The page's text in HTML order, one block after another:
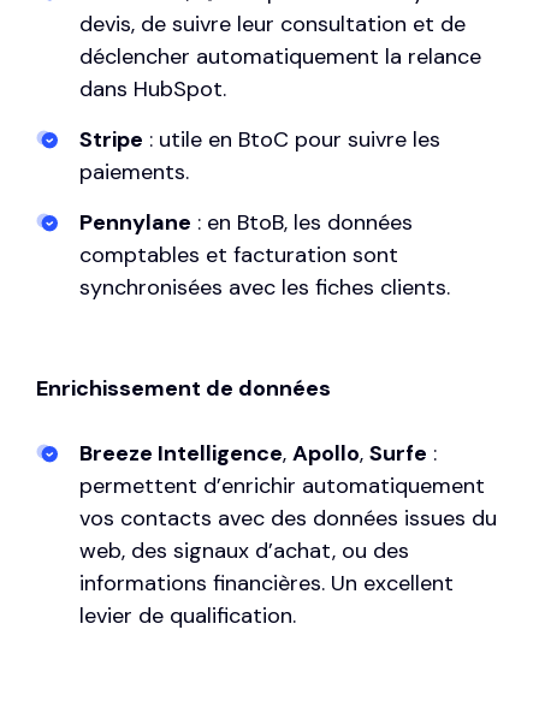
devis, de suivre leur consultation et de
déclencher automatiquement la relance
dans HubSpot.
Stripe : utile en BtoC pour suivre les
paiements.
Pennylane : en BtoB, les données
comptables et facturation sont
synchronisées avec les fiches clients.
Enrichissement de données
Breeze Intelligence, Apollo, Surfe :
permettent d’enrichir automatiquement
vos contacts avec des données issues du
web, des signaux d’achat, ou des
informations financières. Un excellent
levier de qualification.